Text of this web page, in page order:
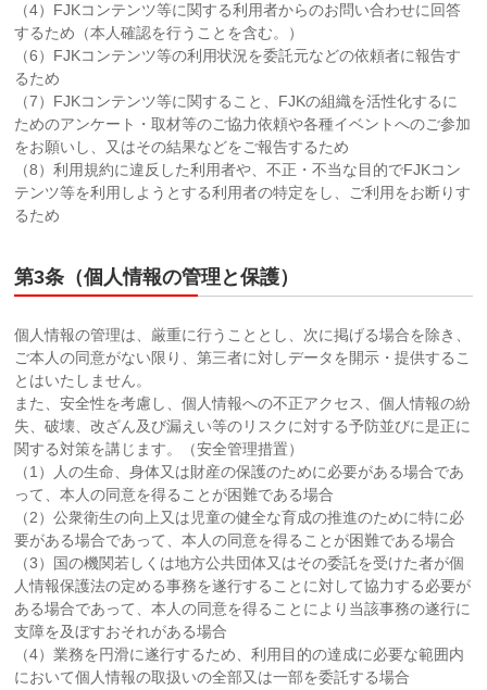
（4）FJKコンテンツ等に関する利用者からのお問い合わせに回答
するため（本人確認を行うことを含む。）
（6）FJKコンテンツ等の利用状況を委託元などの依頼者に報告す
るため
（7）FJKコンテンツ等に関すること、FJKの組織を活性化するに
ためのアンケート・取材等のご協力依頼や各種イベントへのご参加
をお願いし、又はその結果などをご報告するため
（8）利用規約に違反した利用者や、不正・不当な目的でFJKコン
テンツ等を利用しようとする利用者の特定をし、ご利用をお断りす
るため
第3条（個人情報の管理と保護）
個人情報の管理は、厳重に行うこととし、次に掲げる場合を除き、
ご本人の同意がない限り、第三者に対しデータを開示・提供するこ
とはいたしません。
また、安全性を考慮し、個人情報への不正アクセス、個人情報の紛
失、破壊、改ざん及び漏えい等のリスクに対する予防並びに是正に
関する対策を講じます。（安全管理措置）
（1）人の生命、身体又は財産の保護のために必要がある場合であ
って、本人の同意を得ることが困難である場合
（2）公衆衛生の向上又は児童の健全な育成の推進のために特に必
要がある場合であって、本人の同意を得ることが困難である場合
（3）国の機関若しくは地方公共団体又はその委託を受けた者が個
人情報保護法の定める事務を遂行することに対して協力する必要が
ある場合であって、本人の同意を得ることにより当該事務の遂行に
支障を及ぼすおそれがある場合
（4）業務を円滑に遂行するため、利用目的の達成に必要な範囲内
において個人情報の取扱いの全部又は一部を委託する場合